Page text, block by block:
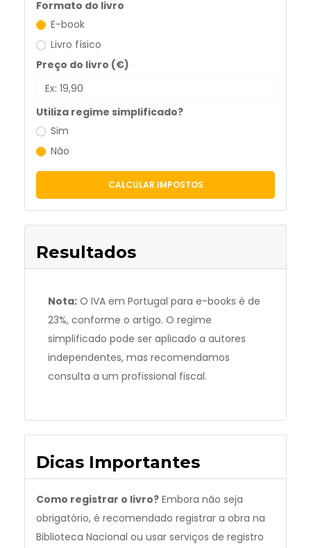
Formato do livro
E-book
Livro físico
Preço do livro (€)
Utiliza regime simplificado?
Sim
Não
CALCULAR IMPOSTOS
Resultados
Nota: O IVA em Portugal para e-books é de
23%, conforme o artigo. O regime
simplificado pode ser aplicado a autores
independentes, mas recomendamos
consulta a um profissional fiscal.
Dicas Importantes
Como registrar o livro? Embora não seja
obrigatório, é recomendado registrar a obra na
Biblioteca Nacional ou usar serviços de registro